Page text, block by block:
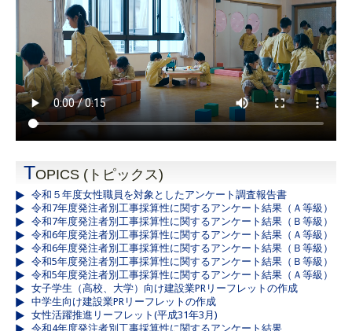
TOPICS (トピックス)
令和５年度女性職員を対象としたアンケート調査報告書
令和7年度発注者別工事採算性に関するアンケート結果（Ａ等級）
令和7年度発注者別工事採算性に関するアンケート結果（Ｂ等級）
令和6年度発注者別工事採算性に関するアンケート結果（Ａ等級）
令和6年度発注者別工事採算性に関するアンケート結果（Ｂ等級）
令和5年度発注者別工事採算性に関するアンケート結果（Ｂ等級）
令和5年度発注者別工事採算性に関するアンケート結果（Ａ等級）
女子学生（高校、大学）向け建設業PRリーフレットの作成
中学生向け建設業PRリーフレットの作成
女性活躍推進リーフレット(平成31年3月)
令和4年度発注者別工事採算性に関するアンケート結果